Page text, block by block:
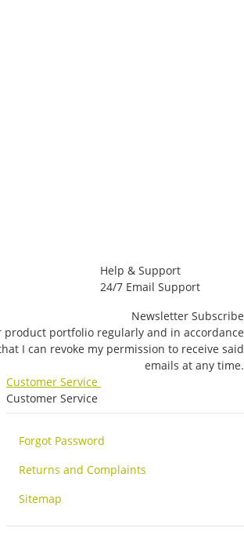
Help & Support
24/7 Email Support
Newsletter Subscribe
portfolio regularly and in accordance
I can revoke my permission to receive said
emails at any time.
Customer Service
Customer Service
Forgot Password
Returns and Complaints
Sitemap